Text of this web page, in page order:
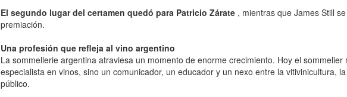
El segundo lugar del certamen quedó para Patricio Zárate, mientras que James Still
premiación.
Una profesión que refleja al vino argentino
La sommellerie argentina atraviesa un momento de enorme crecimiento. Hoy el sommelier
especialista en vinos, sino un comunicador, un educador y un nexo entre la vitivinicultura,
público.